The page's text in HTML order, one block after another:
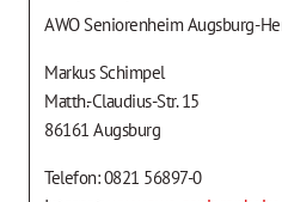
AWO Seniorenheim Augsburg-
Markus Schimpel
Matth.-Claudius-Str. 15
86161 Augsburg
Telefon: 0821 56897-0